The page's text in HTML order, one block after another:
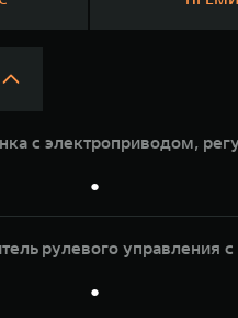
с электроприводом,
●
рулевого
●